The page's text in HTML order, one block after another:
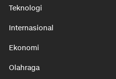
Teknologi
Internasional
Ekonomi
Olahraga